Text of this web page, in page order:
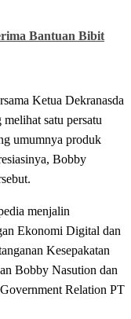
Bantuan Bibit
Ketua Dekranasda
satu persatu
umumnya produk
Bobby
menjalin
Ekonomi Digital dan
Kesepakatan
Bobby Nasution dan
Relation PT